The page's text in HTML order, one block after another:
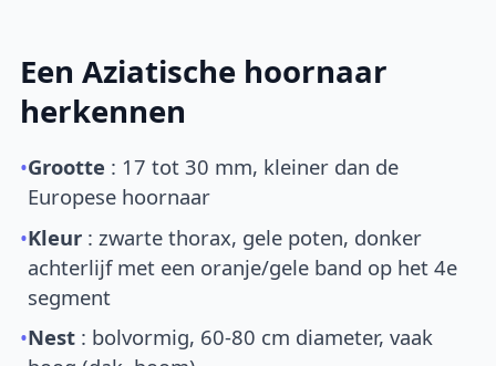
Een Aziatische hoornaar
herkennen
•Grootte : 17 tot 30 mm, kleiner dan de
Europese hoornaar
•Kleur : zwarte thorax, gele poten, donker
achterlijf met een oranje/gele band op het 4e
segment
•Nest : bolvormig, 60-80 cm diameter, vaak